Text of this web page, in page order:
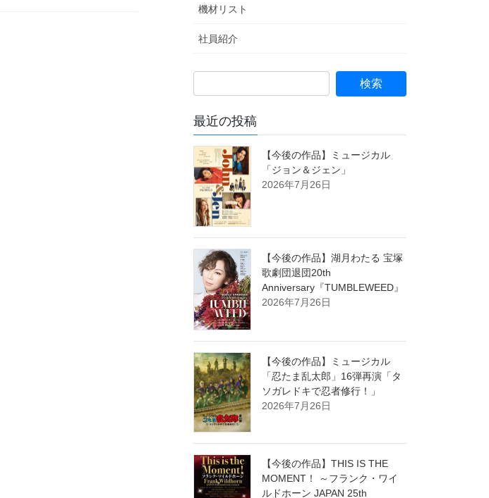
機材リスト
社員紹介
最近の投稿
【今後の作品】ミュージカル
「ジョン＆ジェン」
2026年7月26日
【今後の作品】湖月わたる 宝塚
歌劇団退団20th
Anniversary『TUMBLEWEED』
2026年7月26日
【今後の作品】ミュージカル
「忍たま乱太郎」16弾再演「タ
ソガレドキで忍者修行！」
2026年7月26日
【今後の作品】THIS IS THE
MOMENT！ ～フランク・ワイ
ルドホーン JAPAN 25th